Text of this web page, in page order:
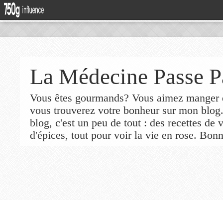
La Médecine Passe
Vous êtes gourmands? Vous aimez
vous trouverez votre bonheur sur mon
blog, c'est un peu de tout : des recettes de
d'épices, tout pour voir la vie en rose.